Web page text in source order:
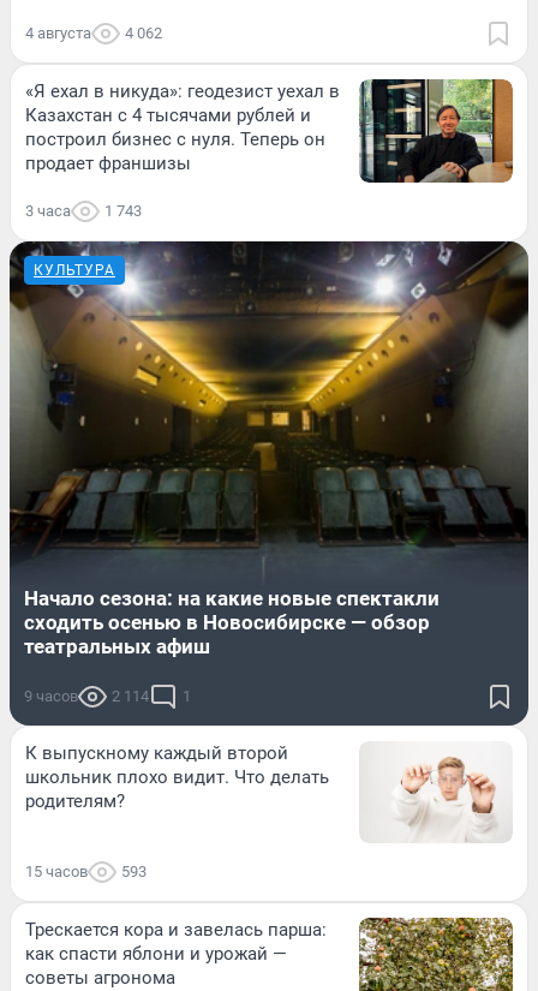
4 августа 4 062
«Я ехал в никуда»: геодезист уехал в
Казахстан с 4 тысячами рублей и
построил бизнес с нуля. Теперь он
продает франшизы
3 часа 1 743
КУЛЬТУРА
Начало сезона: на какие новые спектакли
сходить осенью в Новосибирске — обзор
театральных афиш
9 часов 2 114 1
К выпускному каждый второй
школьник плохо видит. Что делать
родителям?
15 часов 593
Трескается кора и завелась парша:
как спасти яблони и урожай —
советы агронома